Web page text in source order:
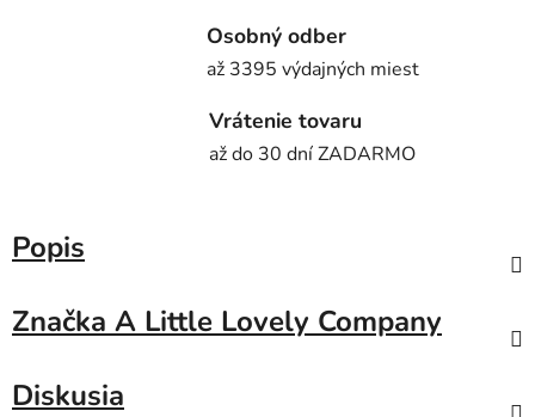
Osobný odber
až 3395 výdajných miest
Vrátenie tovaru
až do 30 dní ZADARMO
Popis
Značka A Little Lovely Company
Diskusia